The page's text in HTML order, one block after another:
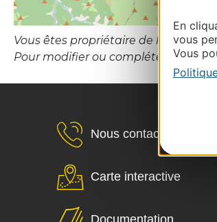
En
vous
Vous
Vous êtes propriétaire de
Pour modifier ou compléter cette
Nous contacter
Carte interactive